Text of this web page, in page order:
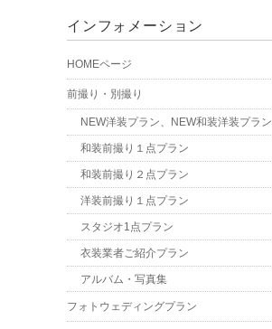
インフォメーション
HOMEページ
前撮り・別撮り
NEW洋装プラン、NEW和装洋装プラン
和装前撮り１点プラン
和装前撮り２点プラン
洋装前撮り１点プラン
スタジオ1点プラン
衣装業者ご紹介プラン
アルバム・写真集
フォトウェディングプラン